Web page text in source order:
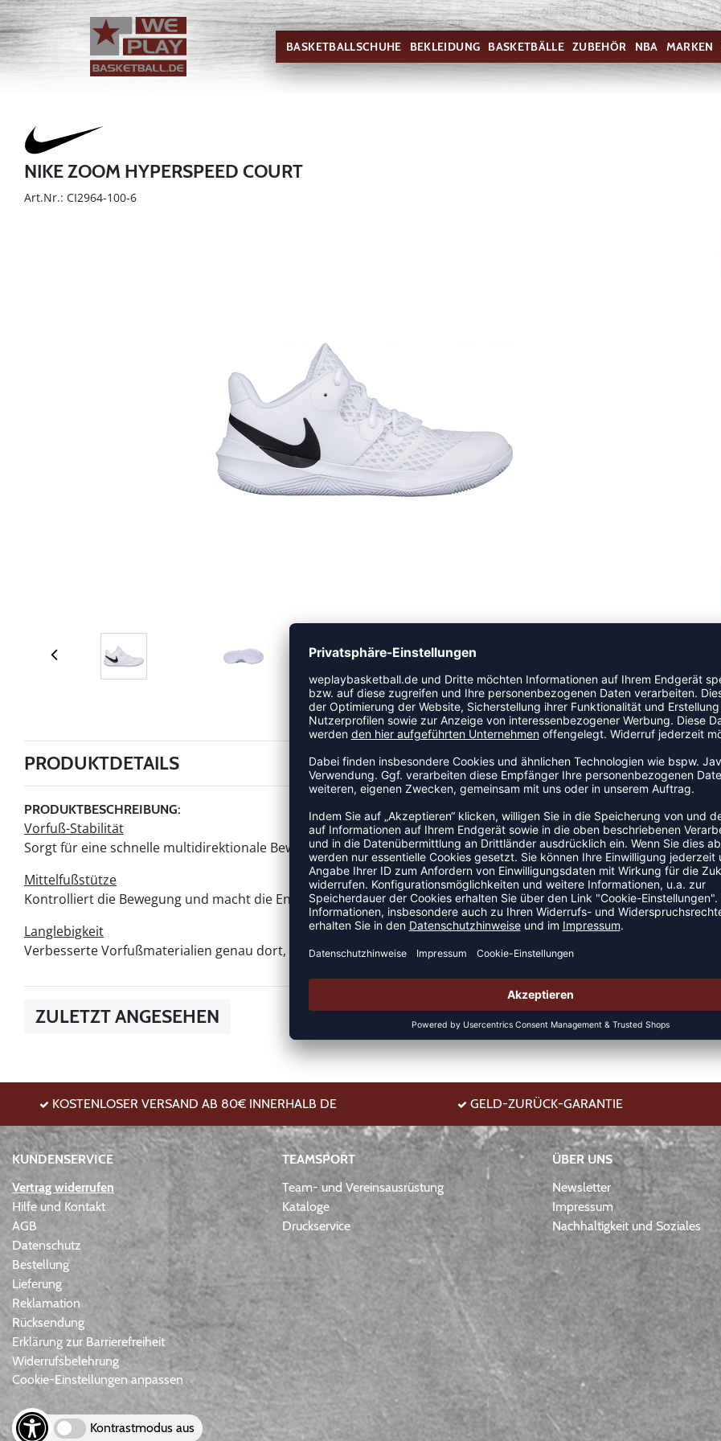
BASKETBALLSCHUHE BEKLEIDUNG BASKETBÄLLE ZUBEHÖR NBA MARKEN
NIKE ZOOM HYPERSPEED COURT
Art.Nr.: CI2964-100-6
PRODUKTDETAILS
PRODUKTBESCHREIBUNG:
Vorfuß-Stabilität
Sorgt für eine schnelle multidirektionale Bewegung
Mittelfußstütze
Kontrolliert die Bewegung und macht die Energie beim Springen und Landen nutzbar
Langlebigkeit
Verbesserte Vorfußmaterialien genau dort, wo Du sie am meisten brauchst
ZULETZT ANGESEHEN
KOSTENLOSER VERSAND AB 80€ INNERHALB DE GELD-ZURÜCK-GARANTIE
KUNDENSERVICE
Vertrag widerrufen
Hilfe und Kontakt
AGB
Datenschutz
Bestellung
Lieferung
Reklamation
Rücksendung
Erklärung zur Barrierefreiheit
Widerrufsbelehrung
Cookie-Einstellungen anpassen
Kontrastmodus aus
TEAMSPORT
Team- und Vereinsausrüstung
Kataloge
Druckservice
ÜBER UNS
Newsletter
Impressum
Nachhaltigkeit und Soziales